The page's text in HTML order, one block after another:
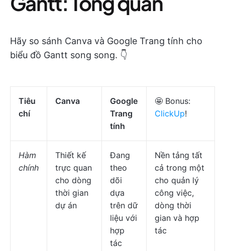
Hãy so sánh Canva và Google Trang tính cho
biểu đồ Gantt song song. 👇
Tiêu
chí
Canva
Google
Trang
tính
🤩 Bonus:
ClickUp!
Hàm
chính
Thiết kế
trực quan
cho dòng
thời gian
dự án
Đang
theo
dõi
dựa
trên dữ
liệu với
hợp
tác
Nền tảng tất
cả trong một
cho quản lý
công việc,
dòng thời
gian và hợp
tác